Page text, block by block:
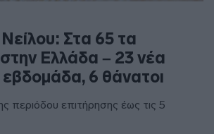
Νείλου: Στα 65 τα
Ελλάδα – 23 νέα
6 θάνατοι
περιόδου επιτήρησης έως τις 5